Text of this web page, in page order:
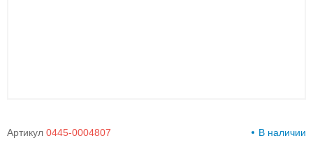
Артикул 0445-0004807 В наличии